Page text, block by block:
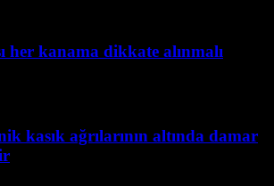
her kanama dikkate alınmalı
kasık ağrılarının altında damar